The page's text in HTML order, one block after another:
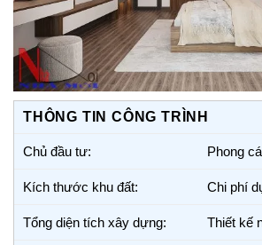
THÔNG TIN CÔNG TRÌNH
Chủ đầu tư: Phong
Kích thước khu đất: Chi phí
Tổng diện tích xây dựng: Thiết kế